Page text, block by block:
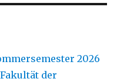
2026
der